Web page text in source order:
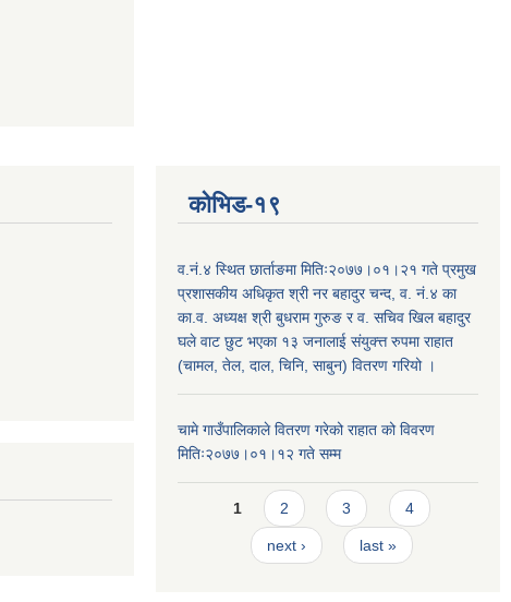
कोभिड-१९
व.नं.४ स्थित छार्ताङमा मितिः२०७७।०१।२१ गते प्रमुख
प्रशासकीय अधिकृत श्री नर बहादुर चन्द, व. नं.४ का
का.व. अध्यक्ष श्री बुधराम गुरुङ र व. सचिव खिल बहादुर
घले वाट छुट भएका १३ जनालाई संयुक्त्त रुपमा राहात
(चामल, तेल, दाल, चिनि, साबुन) वितरण गरियो ।
चामे गाउँपालिकाले वितरण गरेको राहात को विवरण
मितिः२०७७।०१।१२ गते सम्म
Pages
1 2 3 4
next › last »